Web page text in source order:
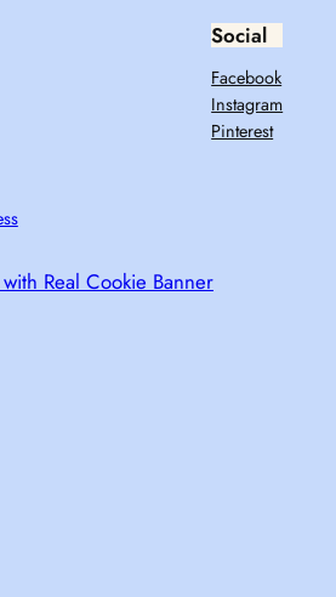
Social
Facebook
Instagram
Pinterest
Real Cookie Banner